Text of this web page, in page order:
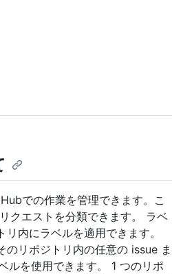
での作業を管理できます。こ
クエストを分類できます。 ラベ
内にラベルを適用できます。
のリポジトリ内の任意の issue ま
ルを使用できます。 1 つのリポ